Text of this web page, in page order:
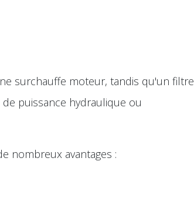
surchauffe moteur, tandis qu'un filtre
puissance hydraulique ou
nombreux avantages :